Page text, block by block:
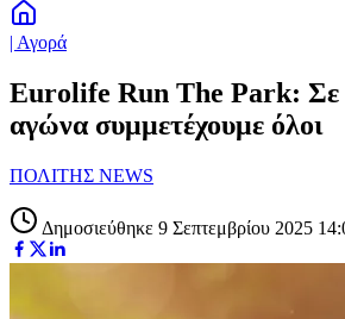
| Αγορά
Eurolife Run The Park: Σε
αγώνα συμμετέχουμε όλοι
ΠΟΛΙΤΗΣ NEWS
Δημοσιεύθηκε 9 Σεπτεμβρίου 2025